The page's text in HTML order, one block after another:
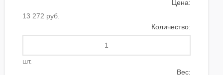
Цена:
13 272 руб.
Количество:
шт.
Вес: